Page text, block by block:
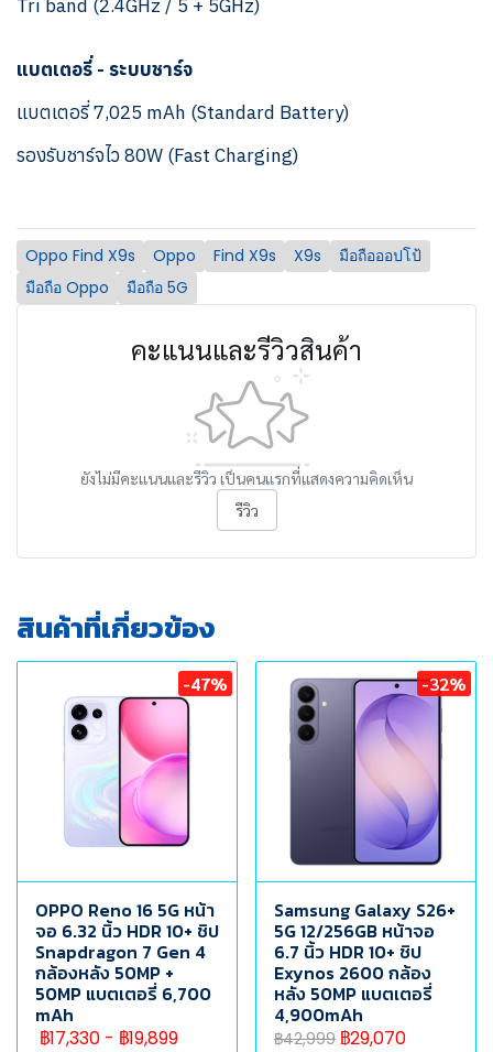
Tri band (2.4GHz / 5 + 5GHz)
แบตเตอรี่ - ระบบชาร์จ
แบตเตอรี่ 7,025 mAh (Standard Battery)
รองรับชาร์จไว 80W (Fast Charging)
Oppo Find X9s Oppo Find X9s X9s
มือถือออปโป้
มือถือ Oppo
มือถือ 5G
คะแนนและรีวิวสินค้า
ยังไม่มีคะแนนและรีวิว เป็นคนแรกที่แสดงความคิดเห็น
รีวิว
สินค้าที่เกี่ยวข้อง
-47%
OPPO Reno 16 5G หน้า
จอ 6.32 นิ้ว HDR 10+ ชิป
Snapdragon 7 Gen 4
กล้องหลัง 50MP +
50MP แบตเตอรี่ 6,700
mAh
฿17,330 - ฿19,899
-32%
Samsung Galaxy S26+
5G 12/256GB หน้าจอ
6.7 นิ้ว HDR 10+ ชิป
Exynos 2600 กล้อง
หลัง 50MP แบตเตอรี่
4,900mAh
฿42,999 ฿29,070